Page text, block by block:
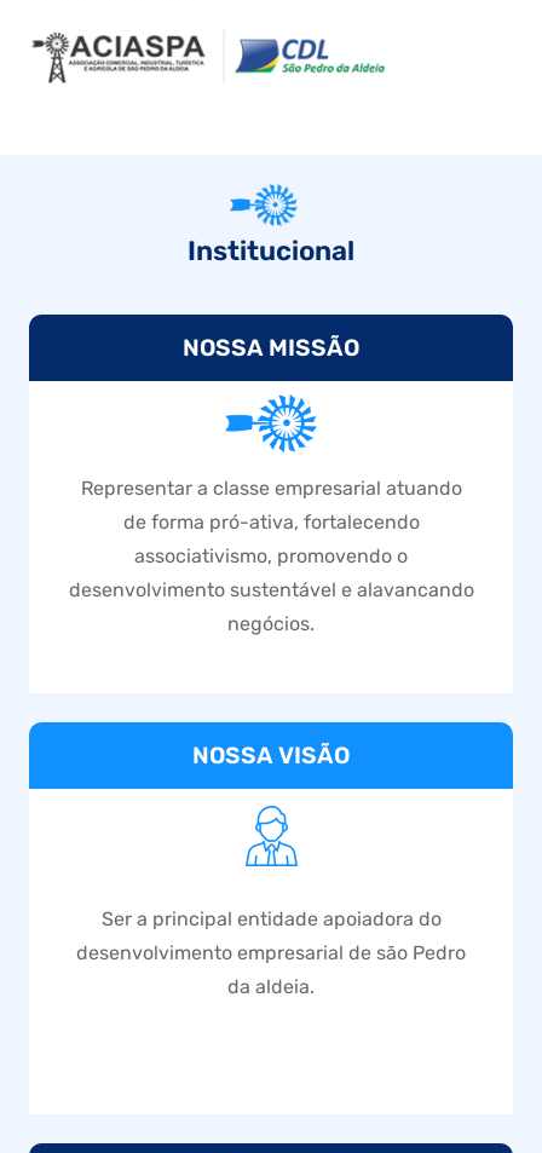
Institucional
NOSSA MISSÃO
Representar a classe empresarial atuando
de forma pró-ativa, fortalecendo
associativismo, promovendo o
desenvolvimento sustentável e alavancando
negócios.
NOSSA VISÃO
Ser a principal entidade apoiadora do
desenvolvimento empresarial de são Pedro
da aldeia.